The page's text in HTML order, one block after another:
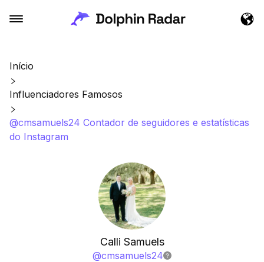
Início
Influenciadores Famosos
@cmsamuels24 Contador de seguidores e estatísticas
do Instagram
Calli Samuels
@cmsamuels24